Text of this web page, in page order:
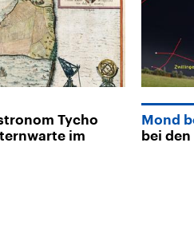
Tycho
im
Mond
bei